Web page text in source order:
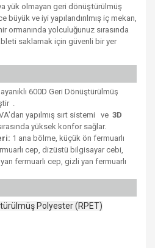
yük olmayan geri dönüştürülmüş
büyük ve iyi yapılandırılmış iç mekan,
ormanında yolculuğunuz sırasında
saklamak için güvenli bir yer
600D Geri Dönüştürülmüş
.
yapılmış sırt sistemi ve 3D
yüksek konfor sağlar.
1 ana bölme, küçük ön fermuarlı
cep, dizüstü bilgisayar cebi,
fermuarlı cep, gizli yan fermuarlı
Polyester (RPET)